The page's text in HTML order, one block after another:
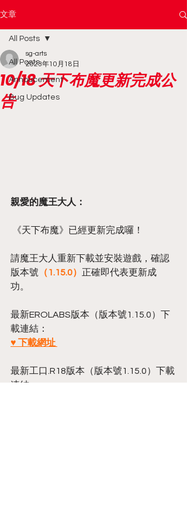
文章
All Posts
Annoucement
Bug Updates
All Posts
10/18 天下布魔更新完成公
告
sg-arts
2023年10月18日
親愛的魔王大人：
《天下布魔》已經更新完成囉！
請魔王大人重新下載並安裝遊戲，確認
版本號 （1.15.0） 正確即代表更新成
功。
最新EROLABS版本（版本號1.15.0）下
載連結：
♥ 下載網址
最新工口.R18版本（版本號1.15.0）下載
連結：